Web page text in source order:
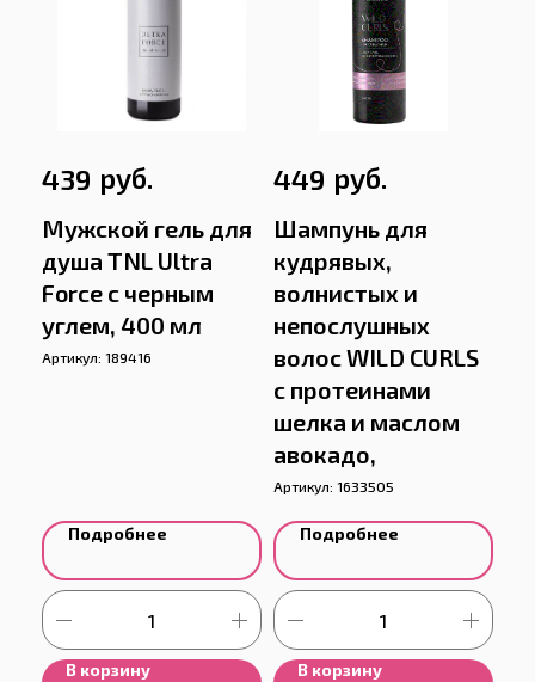
439 руб.
Мужской гель для
душа TNL Ultra
Force с черным
углем, 400 мл
Артикул: 189416
Подробнее
В корзину
449 руб.
Шампунь для
кудрявых,
волнистых и
непослушных
волос WILD CURLS
с протеинами
шелка и маслом
авокадо,
Артикул: 1633505
Подробнее
В корзину